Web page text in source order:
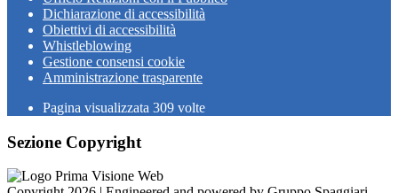
Dichiarazione di accessibilità
Obiettivi di accessibilità
Whistleblowing
Gestione consensi cookie
Amministrazione trasparente
Pagina visualizzata 309 volte
Sezione Copyright